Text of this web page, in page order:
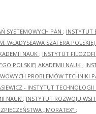
SYSTEMOWYCH PAN ; INSTYTUT
WŁADYSŁAWA SZAFERA
NAUK ; INSTYTUT
POLSKIEJ AKADEMII NAUK ;
PROBLEMÓW TECHNIKI
- INSTYTUT
NAUK ; INSTYTUT ROZWOJU WSI
„MORATEX” ;